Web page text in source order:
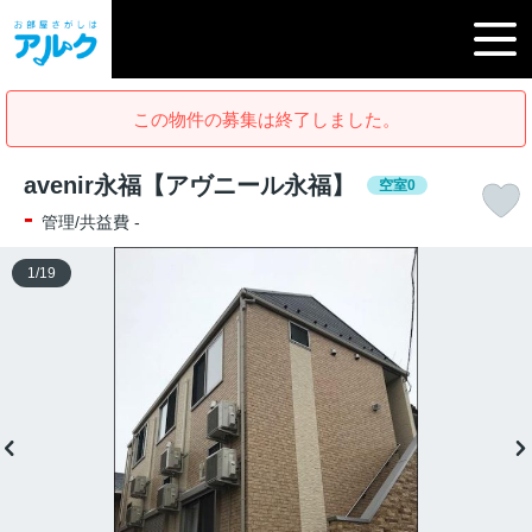
この物件の募集は終了しました。
avenir永福【アヴニール永福】 空室0
- 管理/共益費 -
1 /19